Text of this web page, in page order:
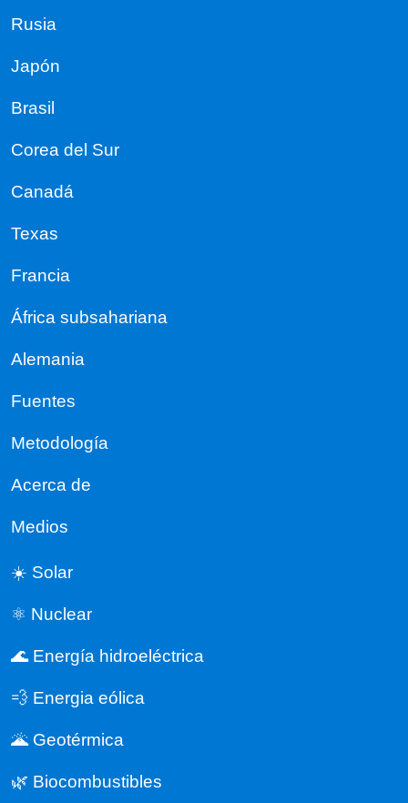
Rusia
Japón
Brasil
Corea del Sur
Canadá
Texas
Francia
África subsahariana
Alemania
Fuentes
Metodología
Acerca de
Medios
☀️ Solar
⚛️ Nuclear
🌊 Energía hidroeléctrica
💨 Energia eólica
🌋 Geotérmica
🌿 Biocombustibles